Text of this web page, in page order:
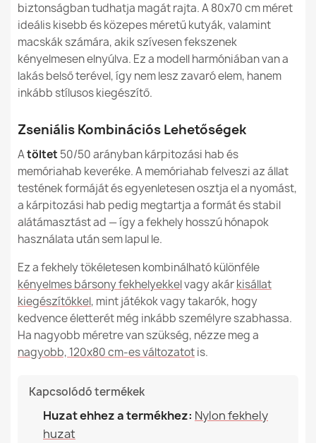
ÁllapotÚj
biztonságban tudhatja magát rajta. A 80x70 cm méret
ideális kisebb és közepes méretű kutyák, valamint
macskák számára, akik szívesen fekszenek
kényelmesen elnyúlva. Ez a modell harmóniában van a
lakás belső terével, így nem lesz zavaró elem, hanem
inkább stílusos kiegészítő.
Zseniális Kombinációs Lehetőségek
Atöltet 50/50 arányban kárpitozási hab és
memóriahab keveréke. A memóriahab felveszi az állat
testének formáját és egyenletesen osztja el a nyomást,
a kárpitozási hab pedig megtartja a formát és stabil
alátámasztást ad — így a fekhely hosszú hónapok
használata után sem lapul le.
Ez a fekhely tökéletesen kombinálható különféle
kényelmes bársony fekhelyekkelvagy akárkisállat
kiegészítőkkel, mint játékok vagy takarók, hogy
kedvence életterét még inkább személyre szabhassa.
Ha nagyobb méretre van szükség, nézze meg a
nagyobb, 120x80 cm-es változatotis.
Kapcsolódó termékek
Huzat ehhez a termékhez: Nylon fekhely
huzat